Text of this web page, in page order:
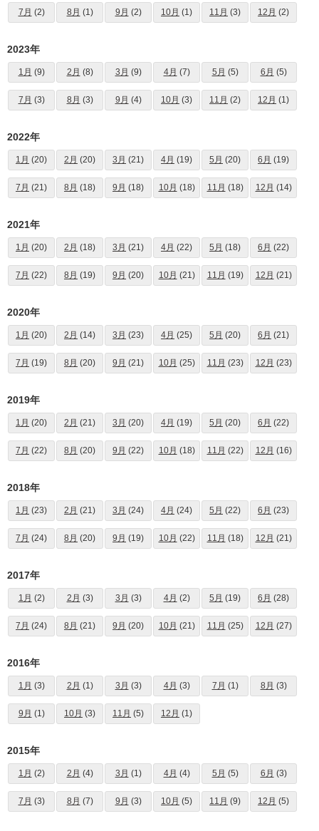
7月 (2) 8月 (1) 9月 (2) 10月 (1) 11月 (3) 12月 (2)
2023年
1月 (9) 2月 (8) 3月 (9) 4月 (7) 5月 (5) 6月 (5)
7月 (3) 8月 (3) 9月 (4) 10月 (3) 11月 (2) 12月 (1)
2022年
1月 (20) 2月 (20) 3月 (21) 4月 (19) 5月 (20) 6月 (19)
7月 (21) 8月 (18) 9月 (18) 10月 (18) 11月 (18) 12月 (14)
2021年
1月 (20) 2月 (18) 3月 (21) 4月 (22) 5月 (18) 6月 (22)
7月 (22) 8月 (19) 9月 (20) 10月 (21) 11月 (19) 12月 (21)
2020年
1月 (20) 2月 (14) 3月 (23) 4月 (25) 5月 (20) 6月 (21)
7月 (19) 8月 (20) 9月 (21) 10月 (25) 11月 (23) 12月 (23)
2019年
1月 (20) 2月 (21) 3月 (20) 4月 (19) 5月 (20) 6月 (22)
7月 (22) 8月 (20) 9月 (22) 10月 (18) 11月 (22) 12月 (16)
2018年
1月 (23) 2月 (21) 3月 (24) 4月 (24) 5月 (22) 6月 (23)
7月 (24) 8月 (20) 9月 (19) 10月 (22) 11月 (18) 12月 (21)
2017年
1月 (2) 2月 (3) 3月 (3) 4月 (2) 5月 (19) 6月 (28)
7月 (24) 8月 (21) 9月 (20) 10月 (21) 11月 (25) 12月 (27)
2016年
1月 (3) 2月 (1) 3月 (3) 4月 (3) 7月 (1) 8月 (3)
9月 (1) 10月 (3) 11月 (5) 12月 (1)
2015年
1月 (2) 2月 (4) 3月 (1) 4月 (4) 5月 (5) 6月 (3)
7月 (3) 8月 (7) 9月 (3) 10月 (5) 11月 (9) 12月 (5)